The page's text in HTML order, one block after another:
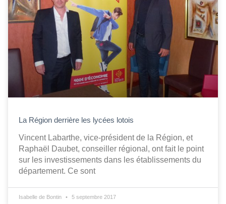
La Région derrière les lycées lotois
Vincent Labarthe, vice-président de la Région, et
Raphaël Daubet, conseiller régional, ont fait le point
sur les investissements dans les établissements du
département. Ce sont
Isabelle de Bontin 5 septembre 2017